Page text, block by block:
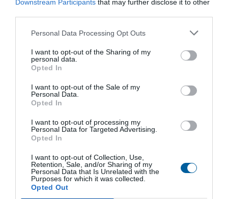
Downstream Participants that may further disclose it to other
Personal Data Processing Opt Outs
I want to opt-out of the Sharing of my
personal data.
Opted In
I want to opt-out of the Sale of my
Personal Data.
Opted In
I want to opt-out of processing my
Personal Data for Targeted Advertising.
Opted In
I want to opt-out of Collection, Use,
Retention, Sale, and/or Sharing of my
Personal Data that Is Unrelated with the
Purposes for which it was collected.
Opted Out
Zobrazit produkt
Buďte s REGADOU vždy o krok napřed.
Získejte exkluzivní produktové novinky, odborné tipy a aktuality
Přihlaste se k odběru newsletteru a mějte přehled o tom
nejdůležitějším.